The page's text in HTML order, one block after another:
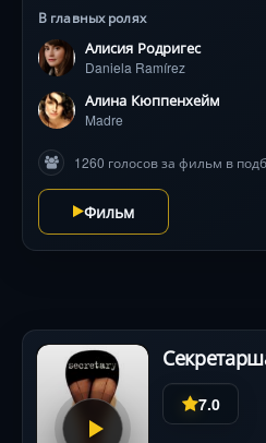
религиозная и посещает
воскресенье. Даниэле
бунтаркой и искать свой
близких.
В главных ролях
Алисия Родригес
Daniela Ramírez
Алина Кюппенхейм
Madre
1260 голосов за фильм в
Фильм
7.0